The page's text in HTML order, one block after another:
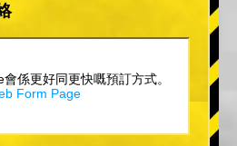
係更好同更快嘅預訂方式。
Form Page